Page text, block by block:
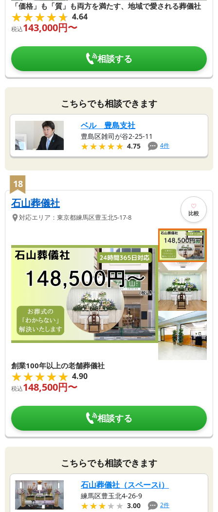
「価格」も「質」も両方を満たす、地域で愛される葬儀社
★★★★★
★★★★★ 4.64
税込143,000円〜
相談する
こちらでも相談できます
ベル 豊島支社
豊島区雑司が谷2-25-11
★★★★★
★★★★★ 4.75 4件
18
石山葬儀社
対応エリア： 東京都練馬区豊玉北5-17-8 比較
創業100年以上の老舗葬儀社
★★★★★
★★★★★ 4.90
税込148,500円〜
相談する
こちらでも相談できます
石山葬儀社（スペースi）
練馬区豊玉北4-26-9
★★★★★
★★★★★ 3.00 2件